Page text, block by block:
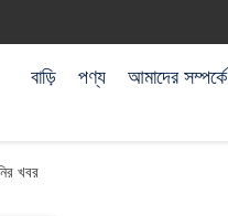
বাড়ি পণ্য আমাদের সম্পর্কে
খবর